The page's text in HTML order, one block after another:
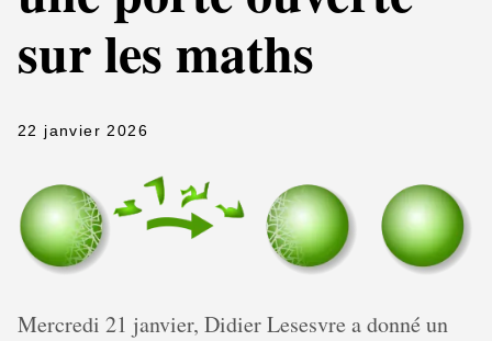
sur les maths
22 janvier 2026
Mercredi 21 janvier, Didier Lesesvre a donné un